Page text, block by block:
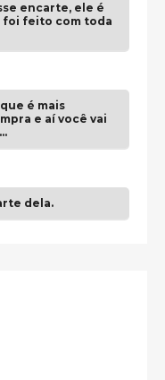
encarte, ele é
foi feito com toda
é mais
e aí você vai
dela.